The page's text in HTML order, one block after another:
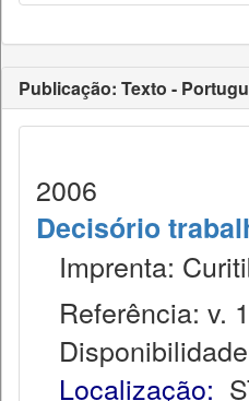
Publicação: Texto -
2006
Decisório
Imprenta:
Referência: v.
Localização: